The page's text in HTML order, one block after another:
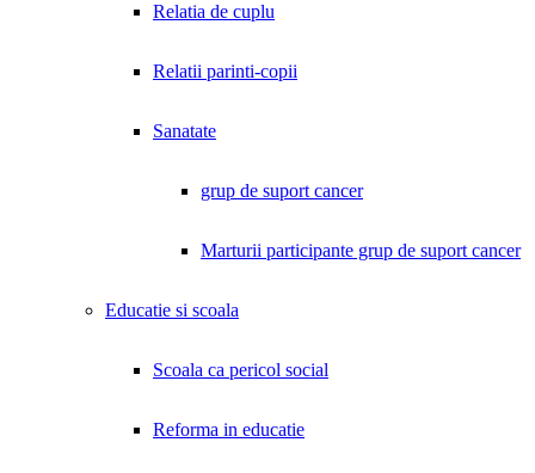
Relatia de cuplu
Relatii parinti-copii
Sanatate
grup de suport cancer
Marturii participante grup de suport cancer
Educatie si scoala
Scoala ca pericol social
Reforma in educatie